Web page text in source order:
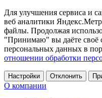
Для улучшения сервиса и
веб аналитики
файлы. Продолжая
"Принимаю" вы даёте своё
персональных данных в
отношении обработки
Настройки Отклонить
О компании